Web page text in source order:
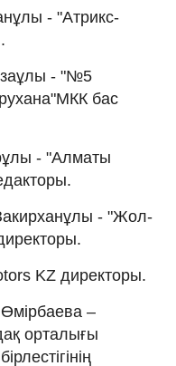
- "Атрикс-
- "№5
бас
- "Алматы
- "Жол-
KZ директоры.
–
орталығы